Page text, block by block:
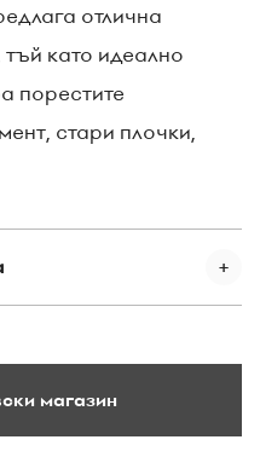
отлична
като идеално
порестите
стари плочки,
магазин